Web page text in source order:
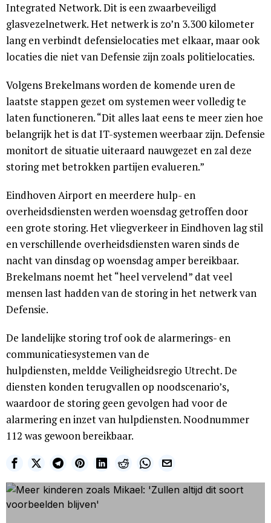
Integrated Network. Dit is een zwaarbeveiligd
glasvezelnetwerk. Het netwerk is zo’n 3.300 kilometer
lang en verbindt defensielocaties met elkaar, maar ook
locaties die niet van Defensie zijn zoals politielocaties.
Volgens Brekelmans worden de komende uren de
laatste stappen gezet om systemen weer volledig te
laten functioneren. “Dit alles laat eens te meer zien hoe
belangrijk het is dat IT-systemen weerbaar zijn. Defensie
monitort de situatie uiteraard nauwgezet en zal deze
storing met betrokken partijen evalueren.”
Eindhoven Airport en meerdere hulp- en
overheidsdiensten werden woensdag getroffen door
een grote storing. Het vliegverkeer in Eindhoven lag stil
en verschillende overheidsdiensten waren sinds de
nacht van dinsdag op woensdag amper bereikbaar.
Brekelmans noemt het “heel vervelend” dat veel
mensen last hadden van de storing in het netwerk van
Defensie.
De landelijke storing trof ook de alarmerings- en
communicatiesystemen van de
hulpdiensten, meldde Veiligheidsregio Utrecht. De
diensten konden terugvallen op noodscenario’s,
waardoor de storing geen gevolgen had voor de
alarmering en inzet van hulpdiensten. Noodnummer
112 was gewoon bereikbaar.